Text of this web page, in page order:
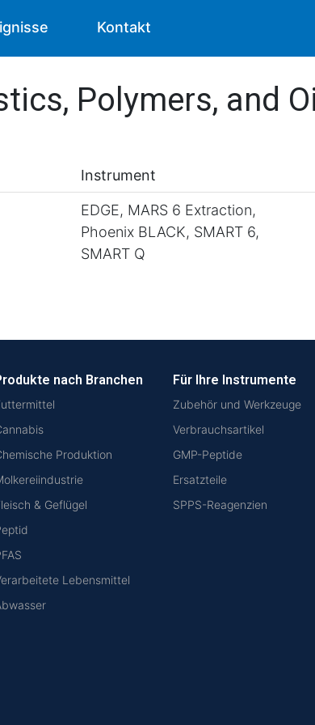
Kontakt
Polymers, and
Instrument
EDGE, MARS 6 Extraction,
Phoenix BLACK, SMART 6,
SMART Q
nach Branchen
Produktion
& Geflügel
Lebensmittel
Für Ihre Instrumente
Zubehör und Werkzeuge
Verbrauchsartikel
GMP-Peptide
Ersatzteile
SPPS-Reagenzien